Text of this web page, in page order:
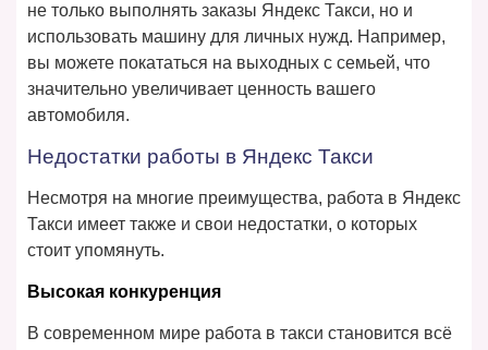
не только выполнять заказы Яндекс Такси, но и
использовать машину для личных нужд. Например,
вы можете покататься на выходных с семьей, что
значительно увеличивает ценность вашего
автомобиля.
Недостатки работы в Яндекс Такси
Несмотря на многие преимущества, работа в Яндекс
Такси имеет также и свои недостатки, о которых
стоит упомянуть.
Высокая конкуренция
В современном мире работа в такси становится всё